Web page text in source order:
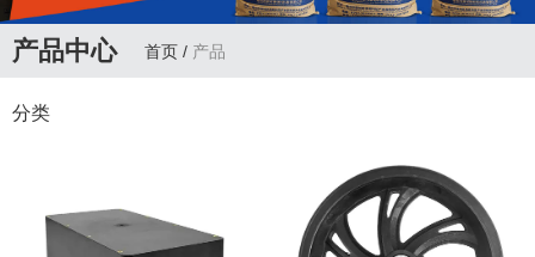
产品中心 首页/ 产品
分类